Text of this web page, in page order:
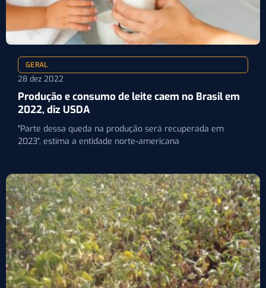
GERAL
28 dez 2022
Produção e consumo de leite caem no Brasil em
2022, diz USDA
"Parte dessa queda na produção será recuperada em
2023", estima a entidade norte-americana